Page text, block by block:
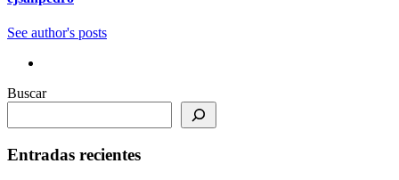
See author's posts
Buscar
Entradas recientes